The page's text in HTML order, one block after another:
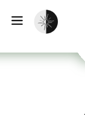
הפעלת מצב כהה